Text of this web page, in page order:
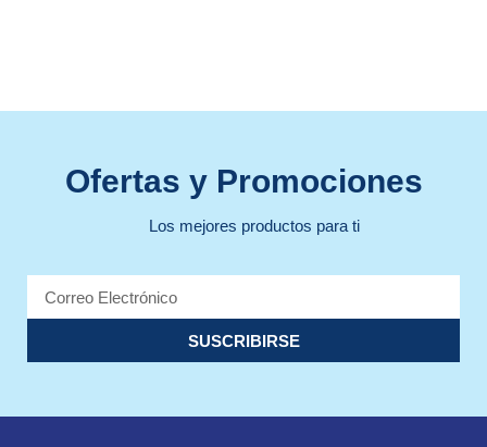
Ofertas y Promociones
Los mejores productos para ti
SUSCRIBIRSE